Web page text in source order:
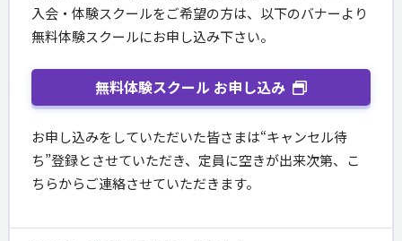
入会・体験スクールをご希望の方は、以下のバナーより
無料体験スクールにお申し込み下さい。
無料体験スクール お申し込み
お申し込みをしていただいた皆さまは“キャンセル待
ち”登録とさせていただき、定員に空きが出来次第、こ
ちらからご連絡させていただきます。